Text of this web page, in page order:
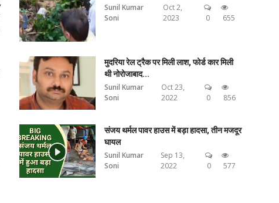
Sunil Kumar
Soni
Oct 2,
2023
0 655
मुदरिया रेल ट्रैक पर मिली लाश, फोर्ड कार मिली
थी नोरोजाबाद...
Sunil Kumar
Soni
Oct 23,
2022
0 856
संजय थर्मल पावर हाउस में बड़ा हादसा, तीन मजदूर
घायल
Sunil Kumar
Soni
Sep 13,
2022
0 577